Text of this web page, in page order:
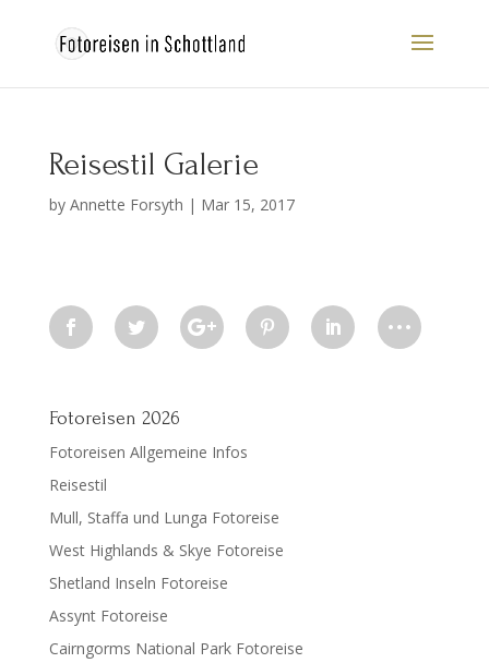
Reisestil Galerie
by Annette Forsyth | Mar 15, 2017
Fotoreisen 2026
Fotoreisen Allgemeine Infos
Reisestil
Mull, Staffa und Lunga Fotoreise
West Highlands & Skye Fotoreise
Shetland Inseln Fotoreise
Assynt Fotoreise
Cairngorms National Park Fotoreise